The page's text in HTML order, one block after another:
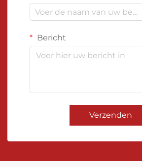
Bericht
Verzenden